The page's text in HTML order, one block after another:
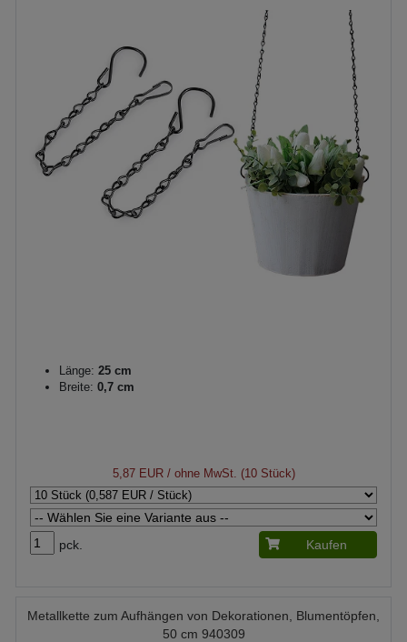
Länge: 25 cm
Breite: 0,7 cm
5,87 EUR/ ohne MwSt. (10 Stück)
pck. Kaufen
Metallkette zum Aufhängen von Dekorationen, Blumentöpfen,
50 cm 940309